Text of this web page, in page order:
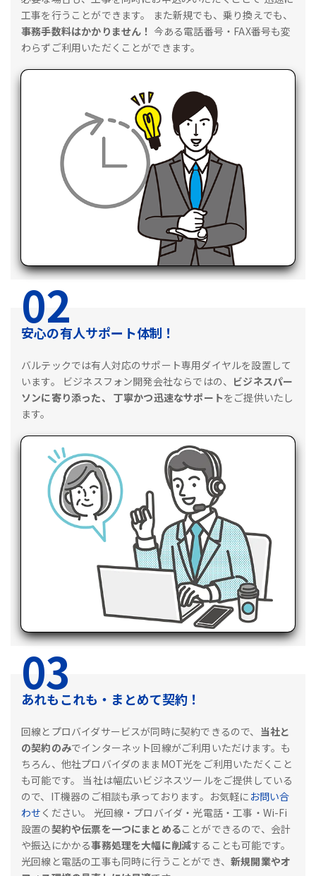
工事を行うことができます。
また新規でも、乗り換えでも、
事務手数料はかかりません！ 今ある電話番号・FAX番号も変
わらずご利用いただくことができます。
02
安心の有人サポート体制！
バルテックでは有人対応のサポート専用ダイヤルを設置して
います。
ビジネスフォン開発会社ならではの、 ビジネスパー
ソンに寄り添った、 丁寧かつ迅速なサポートをご提供いたし
ます。
03
あれもこれも・まとめて契約！
回線とプロバイダサービスが同時に契約できるので、 当社と
の契約のみでインターネット回線がご利用いただけます。も
ちろん、他社プロバイダのままMOT光をご利用いただくこと
も可能です。
当社は幅広いビジネスツールをご提供している
ので、IT機器のご相談も承っております。お気軽に お問い合
わせ ください。
光回線・プロバイダ・光電話・工事・Wi-Fi
設置の契約や伝票を一つにまとめることができるので、会計
や振込にかかる事務処理を大幅に削減することも可能です。
光回線と電話の工事も同時に行うことができ、 新規開業やオ